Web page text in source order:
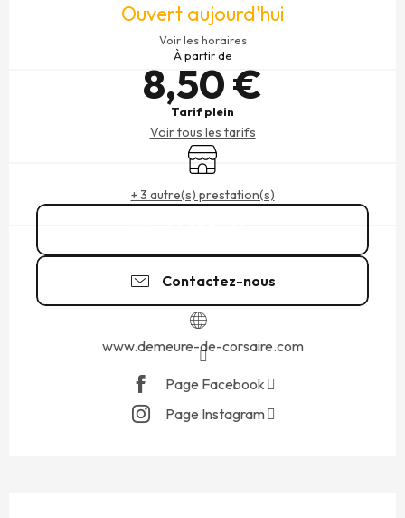
Ouvert aujourd'hui
Voir les horaires
À partir de
8,50 €
Tarif plein
Voir tous les tarifs
Boutique
+ 3 autre(s) prestation(s)
Contactez-nous
www.demeure-de-corsaire.com
Page Facebook
Page Instagram